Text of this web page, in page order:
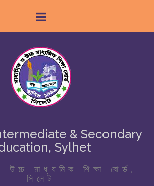
& Secondary
Sylhet
মাধ্যমিক শিক্ষা বোর্ড,
সিলেট